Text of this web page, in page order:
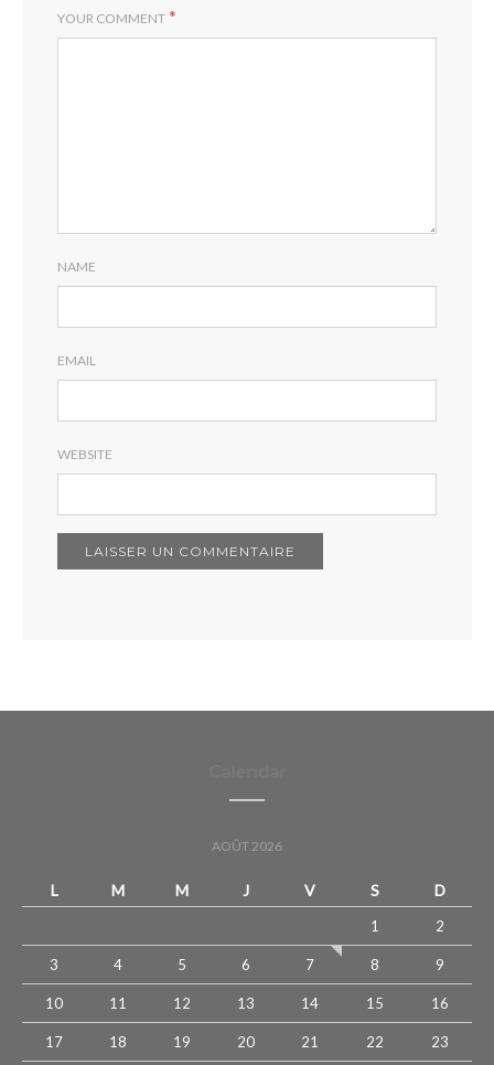
YOUR COMMENT *
NAME
EMAIL
WEBSITE
AOÛT 2026
L M M J V S D
1 2
3 4 5 6 7 8 9
10 11 12 13 14 15 16
17 18 19 20 21 22 23